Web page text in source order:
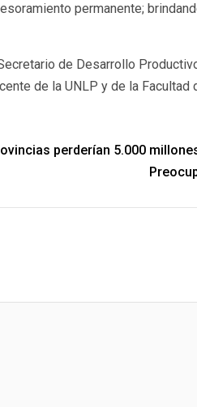
permanente;
de Desarrollo
de la UNLP y de la
perderían 5.000